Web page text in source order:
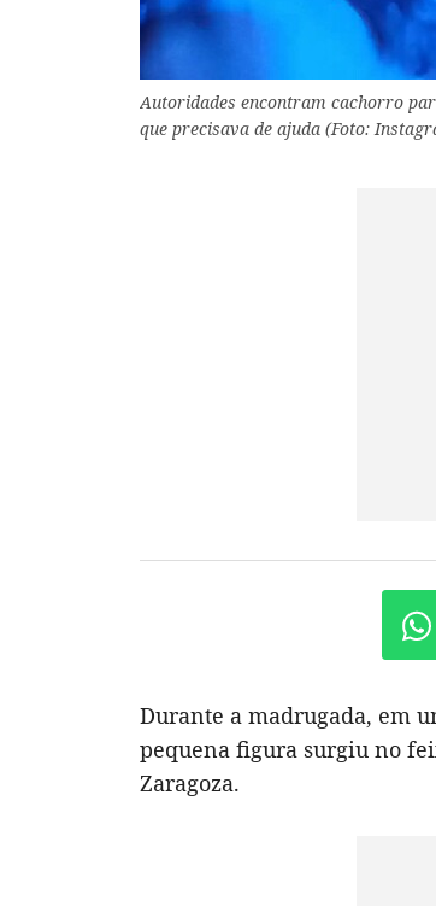
Autoridades encontram cachorro
que precisava de ajuda (Foto:
Durante a madrugada, em
pequena figura surgiu no
Zaragoza.